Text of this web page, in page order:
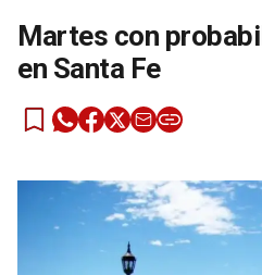
Martes con
en Santa Fe